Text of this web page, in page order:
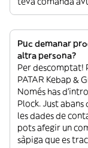
Puc demanar
altra persona?
Per descomptat!
PATAR Kebap &
Només has
Plock. Just
les dades de
pots afegir un
sàpiga que es